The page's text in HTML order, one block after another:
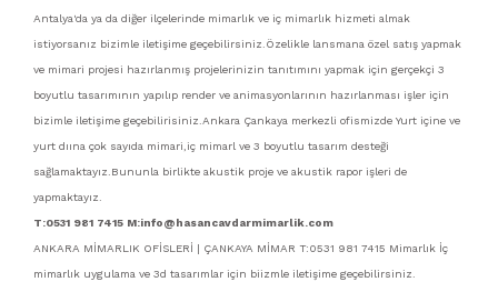
Antalya'da ya da diğer ilçelerinde mimarlık ve iç mimarlık hizmeti almak
istiyorsanız bizimle iletişime geçebilirsiniz.Özelikle lansmana özel satış yapmak
ve mimari projesi hazırlanmış projelerinizin tanıtımını yapmak için gerçekçi 3
boyutlu tasarımının yapılıp render ve animasyonlarının hazırlanması işler için
bizimle iletişime geçebilirisiniz.Ankara Çankaya merkezli ofismizde Yurt içine ve
yurt dıına çok sayıda mimari,iç mimarl ve 3 boyutlu tasarım desteği
sağlamaktayız.Bununla birlikte akustik proje ve akustik rapor işleri de
yapmaktayız.
T:0531 981 7415 M:info@hasancavdarmimarlik.com
ANKARA MİMARLIK OFİSLERİ | ÇANKAYA MİMAR T:0531 981 7415 Mimarlık İç
mimarlık uygulama ve 3d tasarımlar için biizmle iletişime geçebilirsiniz.